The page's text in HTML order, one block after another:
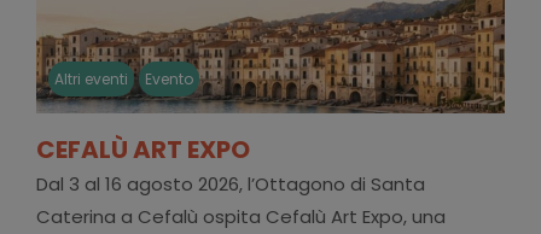
Altri eventi Evento
CEFALÙ ART EXPO
Dal 3 al 16 agosto 2026, l’Ottagono di Santa
Caterina a Cefalù ospita Cefalù Art Expo, una